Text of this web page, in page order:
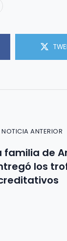
NOTICIA ANTERIOR
familia de
los